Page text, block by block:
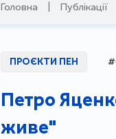
Головна Публікації
ПРОЄКТИ ПЕН
Петро
живе"